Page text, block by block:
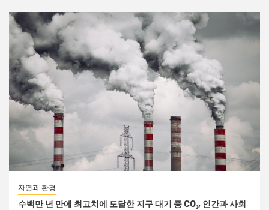
자연과 환경
수백만 년 만에 최고치에 도달한 지구 대기 중 CO₂, 인간과 사회